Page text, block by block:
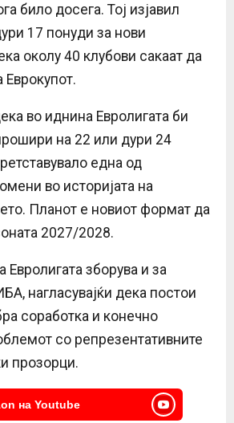
било досега. Тој изјавил
17 понуди за нови
околу 40 клубови сакаат да
Еврокупот.
во иднина Евролигата би
на 22 или дури 24
една од
во историјата на
Планот е новиот формат да
2027/2028.
Евролигата зборува и за
нагласувајќи дека постои
соработка и конечно
со репрезентативните
прозорци.
на Youtube